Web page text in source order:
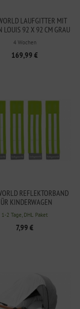
LAUFGITTER MIT
LOUIS 92 X 92 CM GRAU
4 Wochen
169,99 €
REFLEKTORBAND
KINDERWAGEN
1-2 Tage, DHL Paket
7,99 €